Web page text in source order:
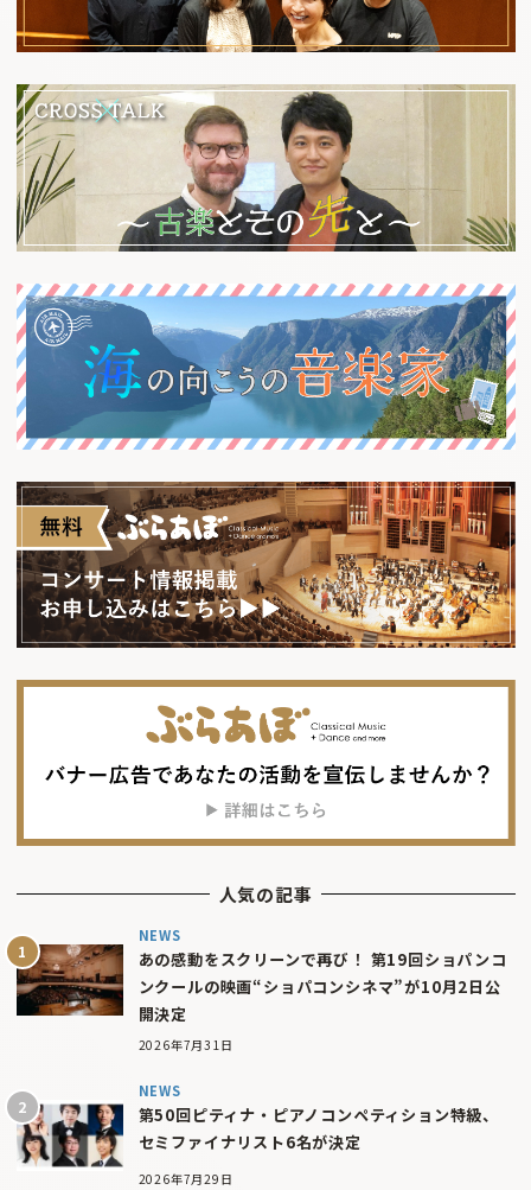
人気の記事
NEWS
あの感動をスクリーンで再び！ 第19回ショパンコ
ンクールの映画“ショパコンシネマ”が10月2日公
開決定
2026年7月31日
NEWS
第50回ピティナ・ピアノコンペティション特級、
セミファイナリスト6名が決定
2026年7月29日